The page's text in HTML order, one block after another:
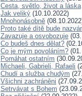
Cesta, světlo, život a láska
Jak veliký (10.10.2022)
Mnohonásobně
Proto také dítě bude
Zavazuje a osvobozuje
Co budeš dnes dělat?
Co je mým povoláním?
Pomáhat ostatním
Michaeli, Gabrieli, Rafaeli
Chudí a služba chudým
Všichni zachráněni
Setrvávat s Bohem